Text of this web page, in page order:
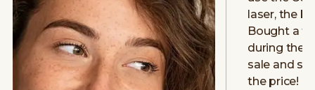
laser, the
Bought a
during their
sale and
the price!